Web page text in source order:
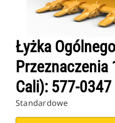
Łyżka Ogólnego
Przeznaczenia
Cali): 577-0347
Standardowe